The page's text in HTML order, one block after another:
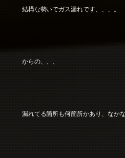
結構な勢いでガス漏れです、、、。
からの、、、
漏れてる箇所も何箇所かあり、なかな